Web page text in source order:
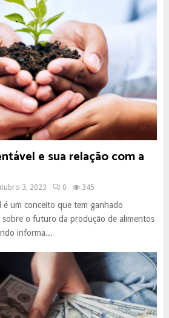
e sua relação com a
3, 2023 0 345
um conceito que tem ganhado
sobre o futuro da produção de alimentos
informa...